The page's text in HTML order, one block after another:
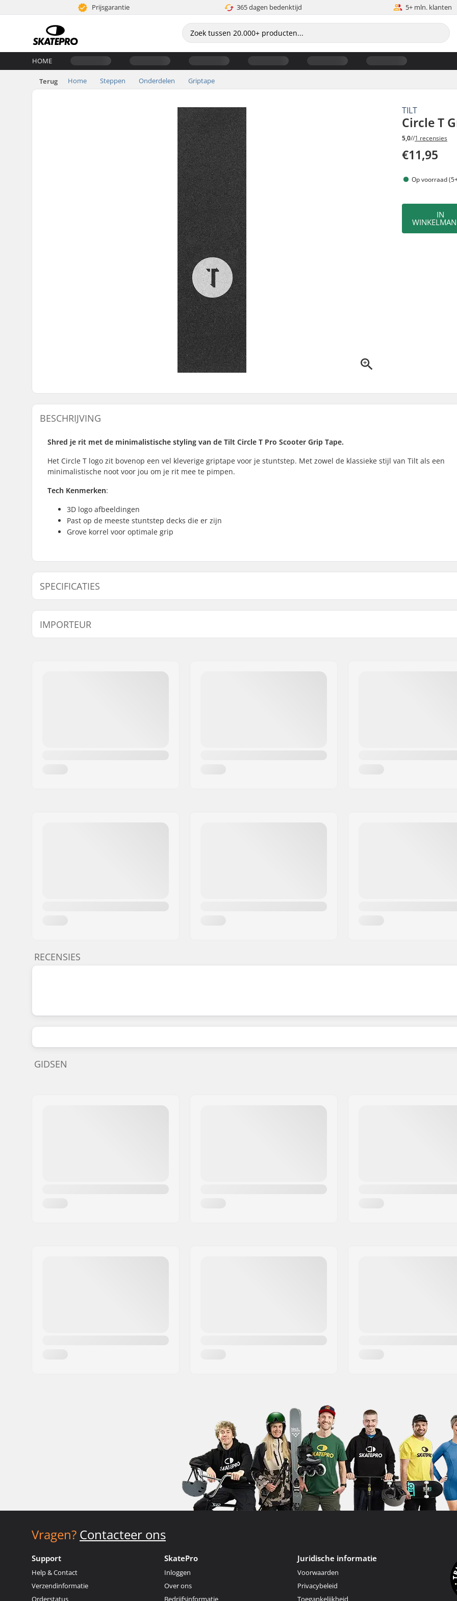
Prijsgarantie 365 dagen bedenktijd 5+ mln. klanten
HOME
Terug Home Steppen Onderdelen Griptape
TILT
Circle T
5,0//1 recensies
€11,95
Op voorraad
IN
BESCHRIJVING
Shred je rit met de minimalistische styling van de Tilt Circle T Pro Scooter Grip Tape.
Het Circle T logo zit bovenop een vel kleverige griptape voor je stuntstep. Met zowel de klassieke stijl van Tilt als een
minimalistische noot voor jou om je rit mee te pimpen.
Tech Kenmerken:
3D logo afbeeldingen
Past op de meeste stuntstep decks die er zijn
Grove korrel voor optimale grip
SPECIFICATIES
Length:
61cm (24")
Width:
Gewicht:
IMPORTEUR
RECENSIES
GIDSEN
Vragen? Contacteer ons
Support
Help & Contact
Verzendinformatie
Orderstatus
SkatePro
Inloggen
Over ons
Bedrijfsinformatie
Juridische informatie
Voorwaarden
Privacybeleid
Toegankelijkheid